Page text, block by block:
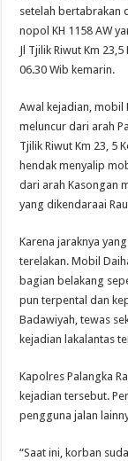
setelah bertabrakan
nopol KH 1158 AW
Jl Tjilik Riwut Km
06.30 Wib kemarin.
Awal kejadian, mobil
meluncur dari arah
Tjilik Riwut Km 23, 5
hendak menyalip
dari arah Kasongan
yang dikendaraai
Karena jaraknya
terelakan. Mobil
bagian belakang
pun terpental dan
Badawiyah, tewas
kejadian lakalantas
Kapolres Palangka
kejadian tersebut.
pengguna jalan
“Saat ini, korban